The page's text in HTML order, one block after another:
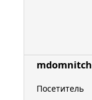
mdomnitch
Посетитель